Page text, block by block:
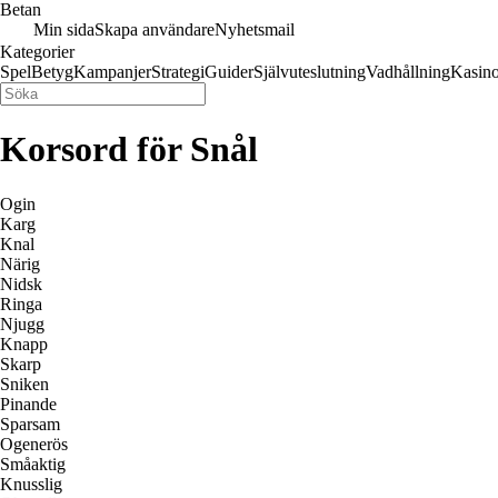
Betan
Min sidaSkapa användareNyhetsmail
Kategorier
SpelBetygKampanjerStrategiGuiderSjälvuteslutningVadhållning
Korsord för Snål
Ogin
Karg
Knal
Närig
Nidsk
Ringa
Njugg
Knapp
Skarp
Sniken
Pinande
Sparsam
Ogenerös
Småaktig
Knusslig